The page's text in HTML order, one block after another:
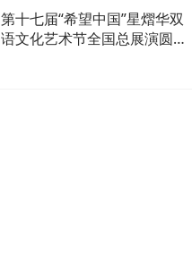
第十七届“希望中国”星熠华双
语文化艺术节全国总展演圆满